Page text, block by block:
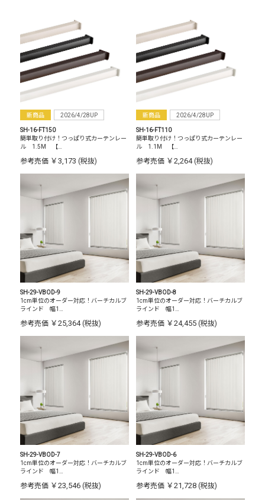
新商品 2026/4/28UP
SH-16-FT150
簡単取り付け！つっぱり式カーテンレー
ル 1.5M 【…
参考売価 ￥3,173 (税抜)
新商品 2026/4/28UP
SH-16-FT110
簡単取り付け！つっぱり式カーテンレー
ル 1.1M 【…
参考売価 ￥2,264 (税抜)
SH-29-VBOD-9
1cm単位のオーダー対応！バーチカルブ
ラインド 幅1…
参考売価 ￥25,364 (税抜)
SH-29-VBOD-8
1cm単位のオーダー対応！バーチカルブ
ラインド 幅1…
参考売価 ￥24,455 (税抜)
SH-29-VBOD-7
1cm単位のオーダー対応！バーチカルブ
ラインド 幅1…
参考売価 ￥23,546 (税抜)
SH-29-VBOD-6
1cm単位のオーダー対応！バーチカルブ
ラインド 幅1…
参考売価 ￥21,728 (税抜)